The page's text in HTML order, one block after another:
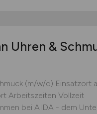
Uhren &
(m/w/d) Einsatzort
Arbeitszeiten Vollzeit
bei AIDA - dem